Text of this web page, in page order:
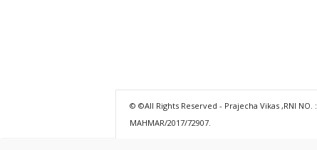
© ©All Rights Reserved - Prajecha Vikas ,RNI NO. :
MAHMAR/2017/72907.